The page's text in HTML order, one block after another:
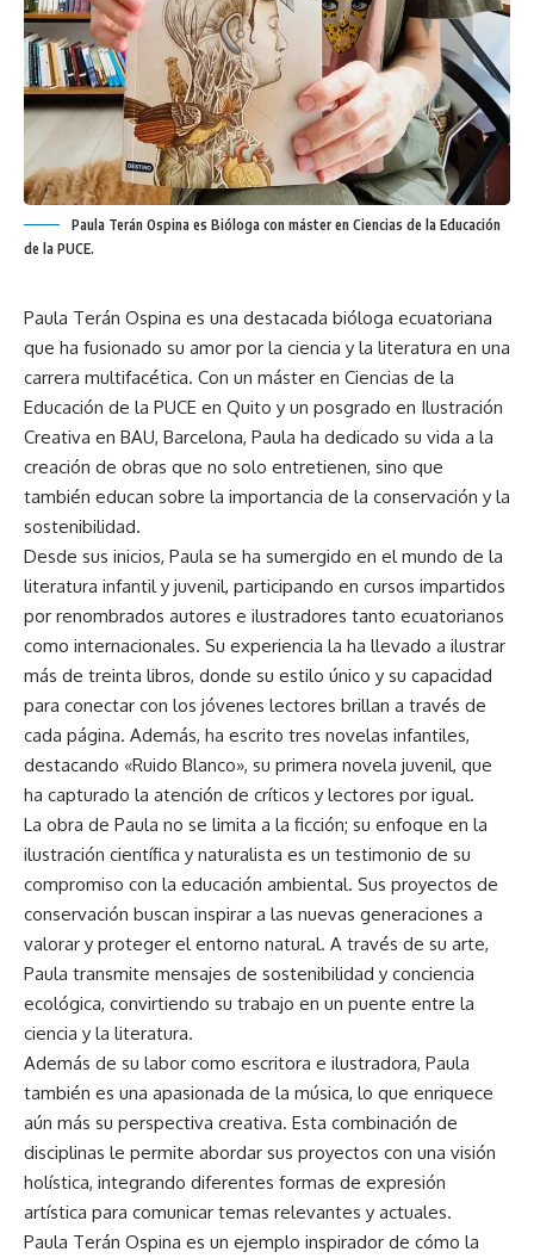
Paula Terán Ospina es Bióloga con máster en Ciencias de la Educación
de la PUCE.
Paula Terán Ospina es una destacada bióloga ecuatoriana
que ha fusionado su amor por la ciencia y la literatura en una
carrera multifacética. Con un máster en Ciencias de la
Educación de la PUCE en Quito y un posgrado en Ilustración
Creativa en BAU, Barcelona, Paula ha dedicado su vida a la
creación de obras que no solo entretienen, sino que
también educan sobre la importancia de la conservación y la
sostenibilidad.
Desde sus inicios, Paula se ha sumergido en el mundo de la
literatura infantil y juvenil, participando en cursos impartidos
por renombrados autores e ilustradores tanto ecuatorianos
como internacionales. Su experiencia la ha llevado a ilustrar
más de treinta libros, donde su estilo único y su capacidad
para conectar con los jóvenes lectores brillan a través de
cada página. Además, ha escrito tres novelas infantiles,
destacando «Ruido Blanco», su primera novela juvenil, que
ha capturado la atención de críticos y lectores por igual.
La obra de Paula no se limita a la ficción; su enfoque en la
ilustración científica y naturalista es un testimonio de su
compromiso con la educación ambiental. Sus proyectos de
conservación buscan inspirar a las nuevas generaciones a
valorar y proteger el entorno natural. A través de su arte,
Paula transmite mensajes de sostenibilidad y conciencia
ecológica, convirtiendo su trabajo en un puente entre la
ciencia y la literatura.
Además de su labor como escritora e ilustradora, Paula
también es una apasionada de la música, lo que enriquece
aún más su perspectiva creativa. Esta combinación de
disciplinas le permite abordar sus proyectos con una visión
holística, integrando diferentes formas de expresión
artística para comunicar temas relevantes y actuales.
Paula Terán Ospina es un ejemplo inspirador de cómo la